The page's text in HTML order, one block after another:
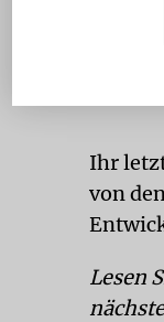
Ihr
von
Lesen